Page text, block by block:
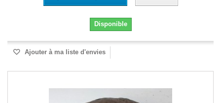
Disponible
Ajouter à ma liste d'envies